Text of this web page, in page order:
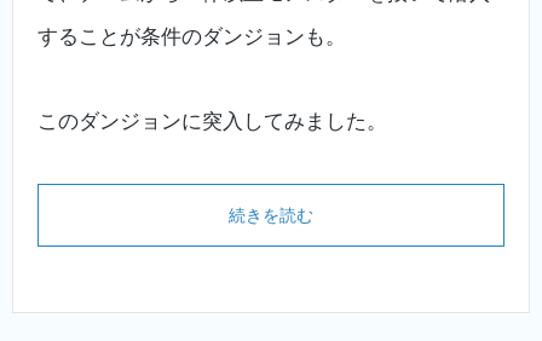
することが条件のダンジョンも。
このダンジョンに突入してみました。
続きを読む